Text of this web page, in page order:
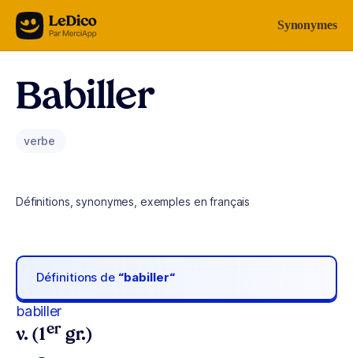
Aller au contenu Synonymes
Babiller
verbe
Définitions, synonymes, exemples en français
Définitions de “babiller“
babiller
v. (1er gr.)